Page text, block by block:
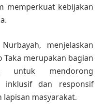
memperkuat kebijakan
menjelaskan
Taka merupakan bagian
untuk mendorong
inklusif dan responsif
masyarakat.